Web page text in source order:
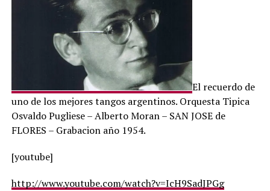
El recuerdo de
uno de los mejores tangos argentinos. Orquesta Tipica
Osvaldo Pugliese – Alberto Moran – SAN JOSE de
FLORES – Grabacion año 1954.
[youtube]
http://www.youtube.com/watch?v=IcH9SadJPGg